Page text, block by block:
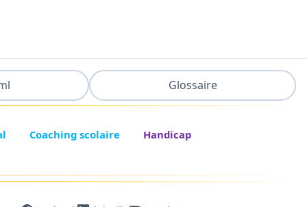
Glossaire
Coaching scolaire
Handicap